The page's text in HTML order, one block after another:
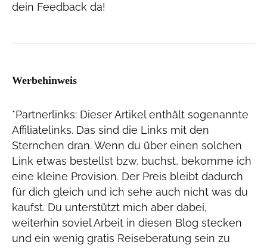
dein Feedback da!
Werbehinweis
*Partnerlinks: Dieser Artikel enthält sogenannte
Affiliatelinks. Das sind die Links mit den
Sternchen dran. Wenn du über einen solchen
Link etwas bestellst bzw. buchst, bekomme ich
eine kleine Provision. Der Preis bleibt dadurch
für dich gleich und ich sehe auch nicht was du
kaufst. Du unterstützt mich aber dabei,
weiterhin soviel Arbeit in diesen Blog stecken
und ein wenig gratis Reiseberatung sein zu